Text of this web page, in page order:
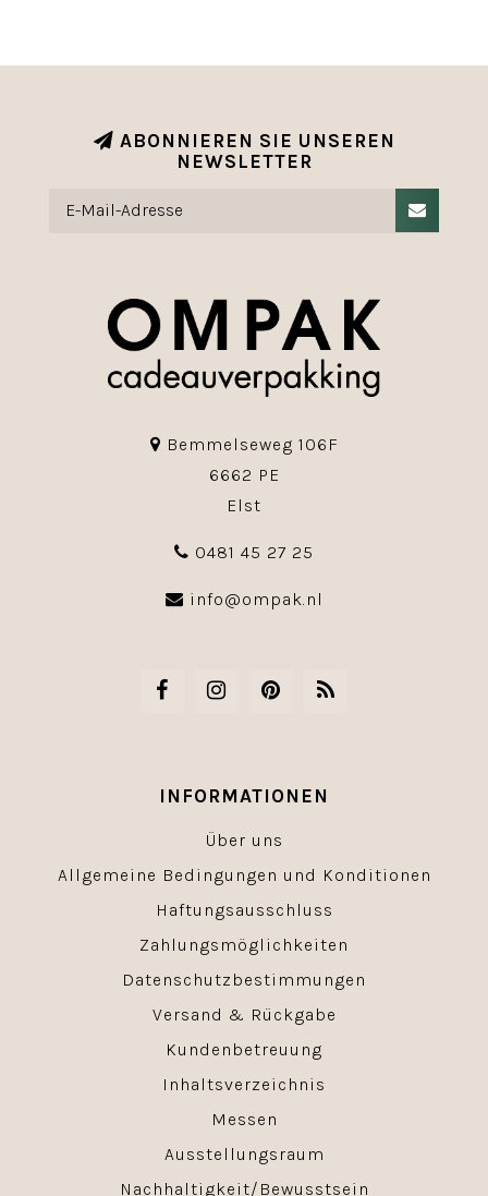
ABONNIEREN SIE UNSEREN
NEWSLETTER
Bemmelseweg 106F
6662 PE
Elst
0481 45 27 25
info@ompak.nl
INFORMATIONEN
Über uns
Allgemeine Bedingungen und Konditionen
Haftungsausschluss
Zahlungsmöglichkeiten
Datenschutzbestimmungen
Versand & Rückgabe
Kundenbetreuung
Inhaltsverzeichnis
Messen
Ausstellungsraum
Nachhaltigkeit/Bewusstsein